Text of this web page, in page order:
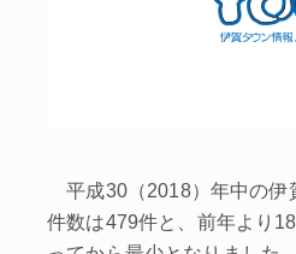
平成30（2018）年中の伊
件数は479件と、前年より